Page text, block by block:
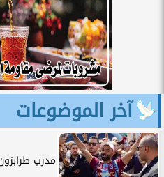
آخر الموضوعات
مدرب